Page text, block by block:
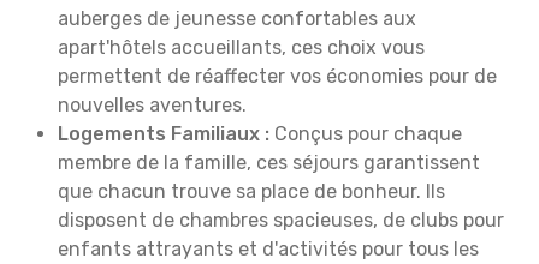
auberges de jeunesse confortables aux
apart'hôtels accueillants, ces choix vous
permettent de réaffecter vos économies pour de
nouvelles aventures.
Logements Familiaux : Conçus pour chaque
membre de la famille, ces séjours garantissent
que chacun trouve sa place de bonheur. Ils
disposent de chambres spacieuses, de clubs pour
enfants attrayants et d'activités pour tous les